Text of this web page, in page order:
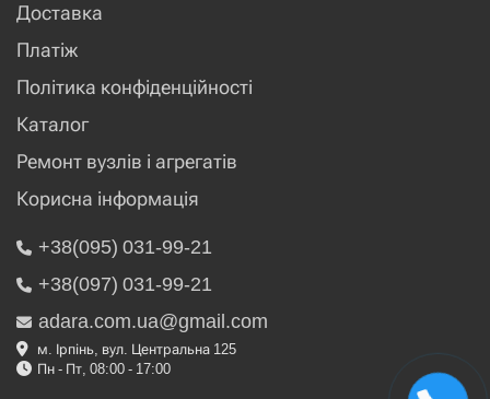
Доставка
Платіж
Політика конфіденційності
Каталог
Ремонт вузлів і агрегатів
Корисна інформація
+38(095) 031-99-21
+38(097) 031-99-21
adara.com.ua@gmail.com
м. Ірпінь, вул. Центральна 125
Пн - Пт, 08:00 - 17:00